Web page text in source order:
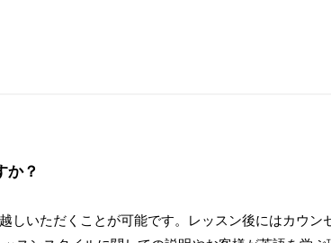
か？
しいただくことが可能です。レッスン後にはカウン